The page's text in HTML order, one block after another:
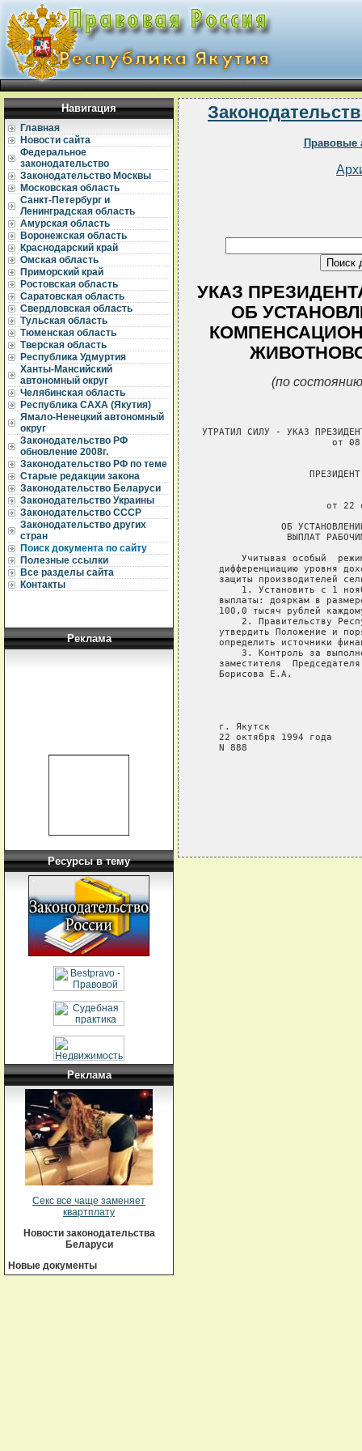
Навигация
Главная
Новости сайта
Федеральное
законодательство
Законодательство Москвы
Московская область
Санкт-Петербург и
Ленинградская область
Амурская область
Воронежская область
Краснодарский край
Омская область
Приморский край
Ростовская область
Саратовская область
Свердловская область
Тульская область
Тюменская область
Тверская область
Республика Удмуртия
Ханты-Мансийский
автономный округ
Челябинская область
Республика САХА (Якутия)
Ямало-Ненецкий автономный
округ
Законодательство РФ
обновление 2008г.
Законодательство РФ по теме
Старые редакции закона
Законодательство Беларуси
Законодательство Украины
Законодательство СССР
Законодательство других
стран
Поиск документа по сайту
Полезные ссылки
Все разделы сайта
Контакты
Реклама
Ресурсы в тему
Реклама
Секс все чаще заменяет
квартплату
Новости законодательства
Беларуси
Новые документы
Правовые
УКАЗ
ОБ
(по
УТРАТИЛ СИЛУ - УКАЗ
от 22
ОБ
ВЫПЛАТ
Учитывая особый
дифференциацию уровня
защиты производителей
1. Установить с 1
выплаты: дояркам в
100,0 тысяч рублей
2. Правительству
утвердить Положение и
определить источники
3. Контроль за
заместителя
   Борисова Е.А.
   г. Якутск
   22 октября 1994 года
   N 888